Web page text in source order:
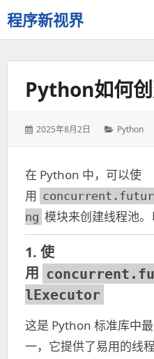
程序新视界
开
启
Python如何创
发
2025年8月2日
分
Python
在 Python 中，可以使
用
ng 模块来创建线程池。
1. 使
用
lExecutor
这是 Python 标准库中
一，它提供了易用的线